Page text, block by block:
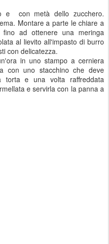
e con metà dello zucchero.
Montare a parte le chiare a
ad ottenere una meringa
al lievito all'impasto di burro
con delicatezza.
in uno stampo a cerniera
con uno stacchino che deve
torta e una volta raffreddata
e servirla con la panna a